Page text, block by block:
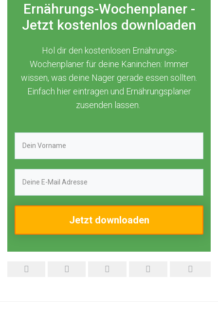
Ernährungs-Wochenplaner -
Jetzt kostenlos downloaden
Hol dir den kostenlosen Ernährungs-
Wochenplaner für deine Kaninchen: Immer
wissen, was deine Nager gerade essen sollten.
Einfach hier eintragen und Ernährungsplaner
zusenden lassen.
Jetzt downloaden